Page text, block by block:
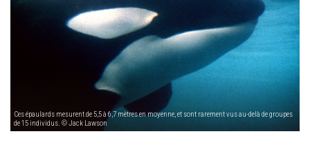
Ces épaulards mesurent de 5,5 à 6,7 mètres en moyenne, et sont rarement vus au-delà de groupes
de 15 individus. © Jack Lawson